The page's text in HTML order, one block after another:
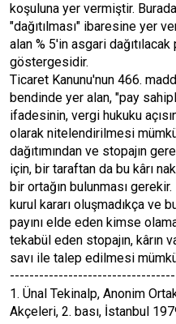
koşuluna yer vermiştir.
"dağıtılması" ibaresine yer
alan % 5'in asgari
göstergesidir.
Ticaret Kanunu'nun 466.
bendinde yer alan, "pay
ifadesinin, vergi hukuku
olarak nitelendirilmesi
dağıtımından ve stopajın
için, bir taraftan da bu kârı
bir ortağın bulunması
kurul kararı oluşmadıkça ve
payını elde eden kimse
tekabül eden stopajın, kârın
savı ile talep edilmesi
1. Ünal Tekinalp, Anonim
Akçeleri, 2. bası, İstanbul